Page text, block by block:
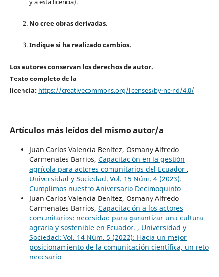
y a esta licencia).
No cree obras derivadas.
Indique si ha realizado cambios.
Los autores conservan los derechos de autor.
Texto completo de la
licencia: https://creativecommons.org/licenses/by-nc-nd/4.0/
Artículos más leídos del mismo autor/a
Juan Carlos Valencia Benítez, Osmany Alfredo
Carmenates Barrios, Capacitación en la gestión
agrícola para actores comunitarios del Ecuador ,
Universidad y Sociedad: Vol. 15 Núm. 4 (2023):
Cumplimos nuestro Aniversario Decimoquinto
Juan Carlos Valencia Benítez, Osmany Alfredo
Carmenates Barrios, Capacitación a los actores
comunitarios: necesidad para garantizar una cultura
agraria y sostenible en Ecuador. , Universidad y
Sociedad: Vol. 14 Núm. 5 (2022): Hacia un mejor
posicionamiento de la comunicación científica, un reto
necesario